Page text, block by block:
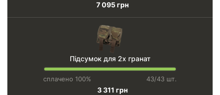
7 095 грн
Підсумок для 2х гранат
сплачено 100% 43/43 шт.
3 311 грн